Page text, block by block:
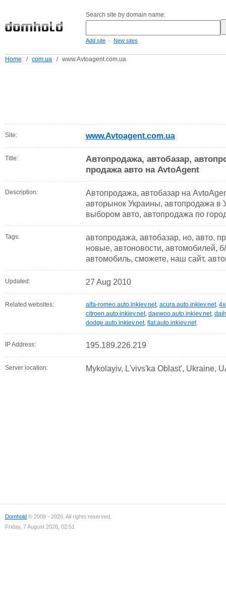
Search site by domain name:
Add site - New sites
Home / com.ua / www.Avtoagent.com.ua
Site: www.Avtoagent.com.ua
Title:
Автопродажа, автобазар,
продажа авто на AvtoAgent
Description:
Автопродажа, автобазар на
авторынок Украины, автопродажа в
выбором авто, автопродажа по
Tags:
автопродажа, автобазар, но, авто,
новые, автоновости, автомобилей,
автомобиль, сможете, наш сайт,
Updated: 27 Aug 2010
Related websites: alfa-romeo.auto.inkiev.net, acura.auto.inkiev.net,
citroen.auto.inkiev.net, daewoo.auto.inkiev.net,
dodge.auto.inkiev.net, fiat.auto.inkiev.net
IP Address: 195.189.226.219
Server location: Mykolayiv, L'vivs'ka Oblast', Ukraine,
Domhold © 2009 - 2026. All rights reserved.
Friday, 7 August 2026, 02:51